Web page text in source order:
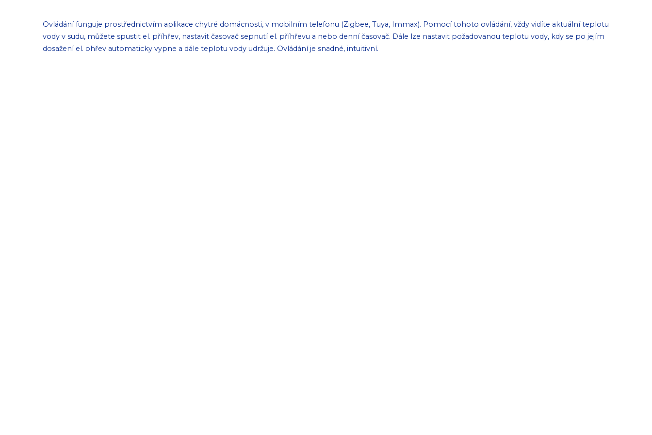
Ovládání funguje prostřednictvím aplikace chytré domácnosti, v mobilním telefonu (Zigbee, Tuya, Immax). Pomocí tohoto ovládání, vždy vidíte aktuální teplotu
vody v sudu, můžete spustit el. příhřev, nastavit časovač sepnutí el. příhřevu a nebo denní časovač. Dále lze nastavit požadovanou teplotu vody, kdy se po jejím
dosažení el. ohřev automaticky vypne a dále teplotu vody udržuje. Ovládání je snadné, intuitivní.